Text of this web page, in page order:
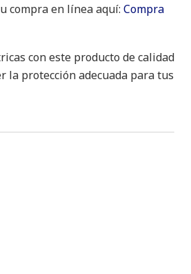
compra en línea aquí: Compra
con este producto de calidad
la protección adecuada para tus